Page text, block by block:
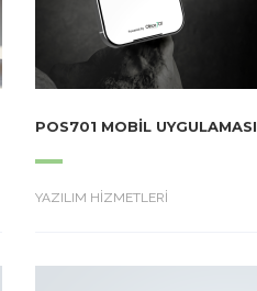
POS701 MOBIL UYGULAMASI
YAZILIM HİZMETLERİ